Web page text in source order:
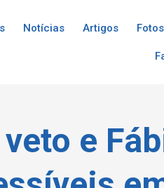
Notícias Artigos Fotos
e